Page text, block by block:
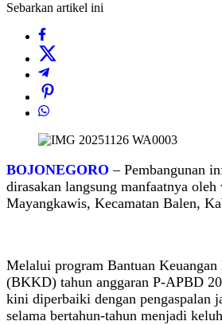
Sebarkan artikel ini
BOJONEGORO – Pembangunan
dirasakan langsung manfaatnya oleh
Mayangkawis, Kecamatan Balen,
Melalui program Bantuan Keuangan
(BKKD) tahun anggaran P-APBD
kini diperbaiki dengan pengaspalan
selama bertahun-tahun menjadi